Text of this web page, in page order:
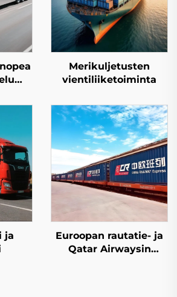
Merikuljetusten
vientiliiketoiminta
ja
Euroopan rautatie- ja
Qatar Airwaysin